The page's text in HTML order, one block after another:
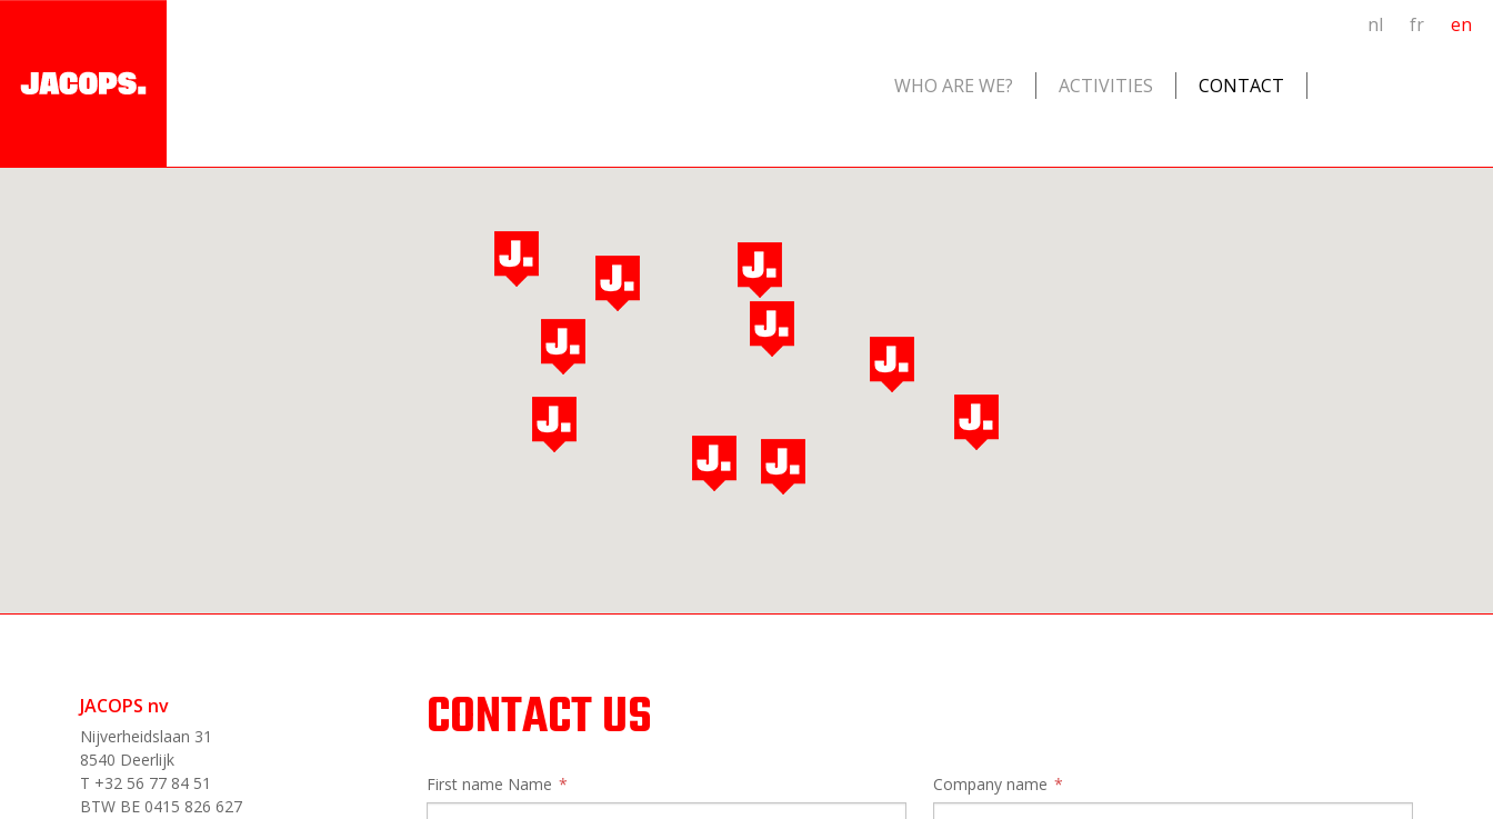
WHO ARE WE? ACTIVITIES CONTACT
nl fr en
JACOPS nv
Nijverheidslaan 31
8540 Deerlijk
T +32 56 77 84 51
BTW BE 0415 826 627
CONTACT US
First name Name Company name